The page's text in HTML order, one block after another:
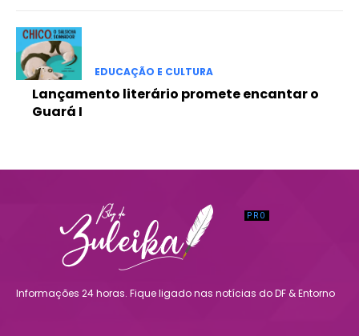
EDUCAÇÃO E CULTURA
Lançamento literário promete encantar o
Guará I
Informações 24 horas. Fique ligado nas notícias do DF & Entorno